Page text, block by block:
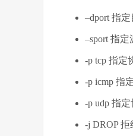
–dport 指
–sport 指定
-p tcp 指定
-p icmp 指
-p udp 指
-j DROP 拒